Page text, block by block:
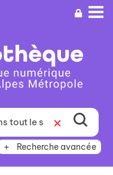
Recherche avancée